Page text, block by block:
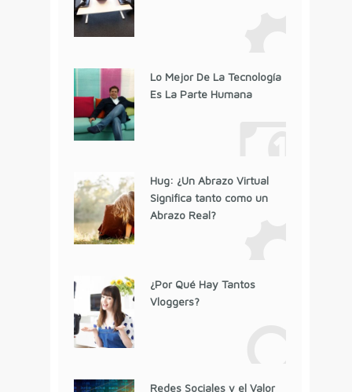
Lo Mejor De La Tecnología
Es La Parte Humana
Hug: ¿Un Abrazo Virtual
Significa tanto como un
Abrazo Real?
¿Por Qué Hay Tantos
Vloggers?
Redes Sociales y el Valor